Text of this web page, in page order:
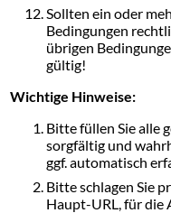
Sollten ein oder
Bedingungen
übrigen
gültig!
Wichtige Hinweise:
Bitte füllen Sie alle
sorgfältig und
ggf. automatisch
Bitte schlagen Sie
Haupt-URL, für die